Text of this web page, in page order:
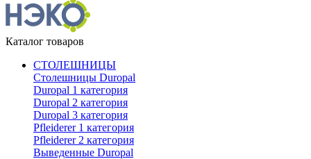
Каталог товаров
СТОЛЕШНИЦЫ
Столешницы Duropal
Duropal 1 категория
Duropal 2 категория
Duropal 3 категория
Pfleiderer 1 категория
Pfleiderer 2 категория
Выведенные Duropal